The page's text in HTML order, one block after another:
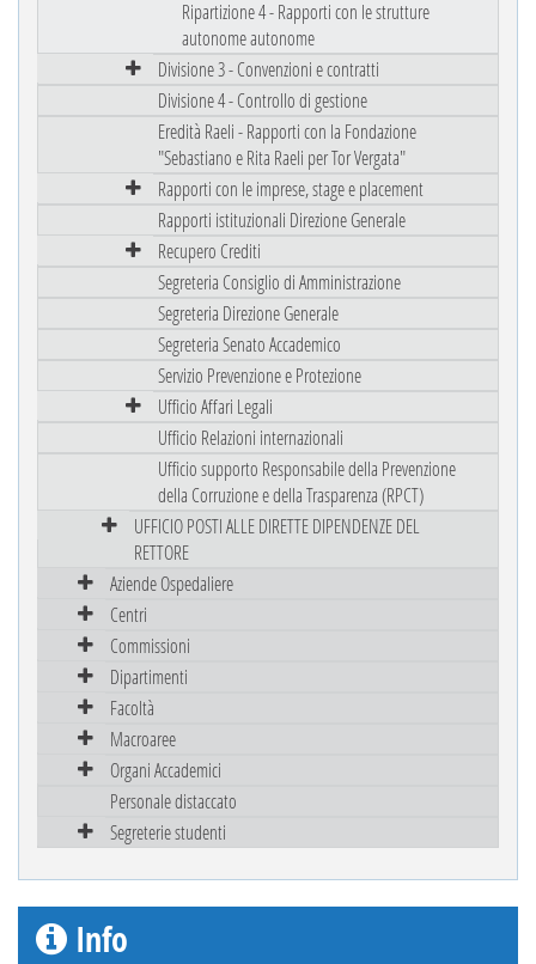
Ripartizione 4 - Rapporti con le strutture
autonome autonome
Divisione 3 - Convenzioni e contratti
Divisione 4 - Controllo di gestione
Eredità Raeli - Rapporti con la Fondazione
"Sebastiano e Rita Raeli per Tor Vergata"
Rapporti con le imprese, stage e placement
Rapporti istituzionali Direzione Generale
Recupero Crediti
Segreteria Consiglio di Amministrazione
Segreteria Direzione Generale
Segreteria Senato Accademico
Servizio Prevenzione e Protezione
Ufficio Affari Legali
Ufficio Relazioni internazionali
Ufficio supporto Responsabile della Prevenzione
della Corruzione e della Trasparenza (RPCT)
UFFICIO POSTI ALLE DIRETTE DIPENDENZE DEL
RETTORE
Aziende Ospedaliere
Centri
Commissioni
Dipartimenti
Facoltà
Macroaree
Organi Accademici
Personale distaccato
Segreterie studenti
Info